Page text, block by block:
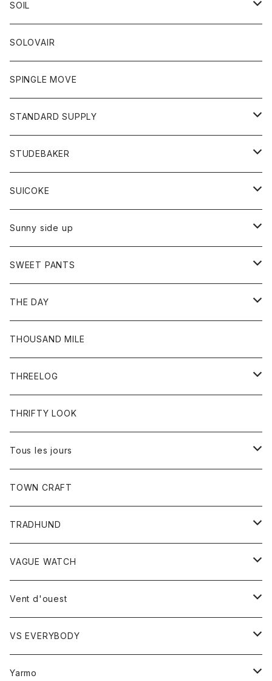
ワンピース
トップス
Tシャツ
トレーナー
ボトム
ショートパンツ
スカート
レディース
スカート
Tシャツ
アクセサリー
バック
カーディガン
コート
グッズ
ネクタイ
グローブ
アクセサリー
トップス
カットソー
カーディガン
ボトム
ショートパンツ
パンツ
レディース
カットソー
カーディガン
ワンピース
コート
ボトム
ジーンズ
チノパン
トップス
ポロシャツ
ベスト
靴
SOIL
靴
ワンピース
トップス
カットソー
ボトム
パンツ
オーバーオール
SOLOVAIR
SPINGLE MOVE
STANDARD SUPPLY
財布
バッグ
STUDEBAKER
アクセサリー
ブレスレット
リング
SUICOKE
ブーツ
サンダル
Sunny side up
アウター
Ｇジャン
ボトム
ジーンズ
SWEET PANTS
ボトム
ショートパンツ
THE DAY
トップス
Tシャツ
THOUSAND MILE
THREELOG
トップス
Tシャツ
THRIFTY LOOK
Tous les jours
トップス
レディース
カットソー
TOWN CRAFT
TRADHUND
セーター
ベスト
VAGUE WATCH
時計
Vent d'ouest
ボトム
スカート
トップス
VS EVERYBODY
トップス
Yarmo